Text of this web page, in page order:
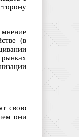
(в
свою
они